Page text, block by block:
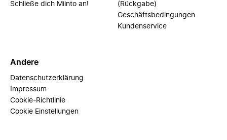
Schließe dich Miinto an!
(Rückgabe)
Geschäftsbedingungen
Kundenservice
Andere
Datenschutzerklärung
Impressum
Cookie-Richtlinie
Cookie Einstellungen